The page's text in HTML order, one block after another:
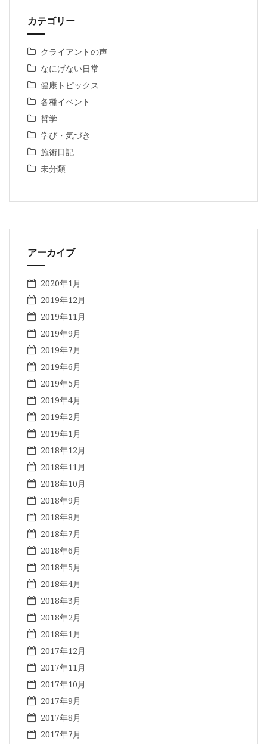
カテゴリー
クライアントの声
なにげない日常
健康トピックス
各種イベント
哲学
学び・気づき
施術日記
未分類
アーカイブ
2020年1月
2019年12月
2019年11月
2019年9月
2019年7月
2019年6月
2019年5月
2019年4月
2019年2月
2019年1月
2018年12月
2018年11月
2018年10月
2018年9月
2018年8月
2018年7月
2018年6月
2018年5月
2018年4月
2018年3月
2018年2月
2018年1月
2017年12月
2017年11月
2017年10月
2017年9月
2017年8月
2017年7月